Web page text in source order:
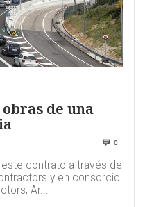
de una
0
contrato a través de
y en consorcio
Ar...